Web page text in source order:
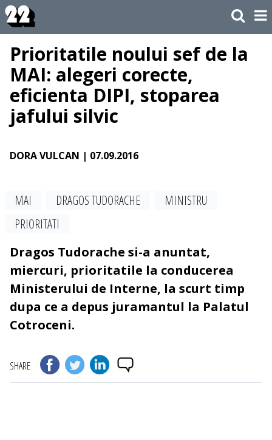
Prioritatile noului sef de la
MAI: alegeri corecte,
eficienta DIPI, stoparea
jafului silvic
DORA VULCAN | 07.09.2016
MAI DRAGOS TUDORACHE
MINISTRU
PRIORITATI
Dragos Tudorache si-a anuntat,
miercuri, prioritatile la conducerea
Ministerului de Interne, la scurt timp
dupa ce a depus juramantul la Palatul
Cotroceni.
SHARE